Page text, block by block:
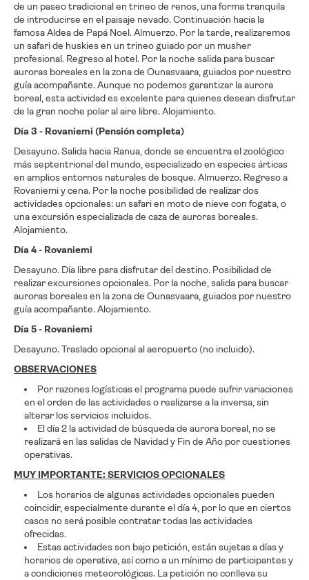
de un paseo tradicional en trineo de renos, una forma tranquila
de introducirse en el paisaje nevado. Continuación hacia la
famosa Aldea de Papá Noel. Almuerzo. Por la tarde, realizaremos
un safari de huskies en un trineo guiado por un musher
profesional. Regreso al hotel. Por la noche salida para buscar
auroras boreales en la zona de Ounasvaara, guiados por nuestro
guía acompañante. Aunque no podemos garantizar la aurora
boreal, esta actividad es excelente para quienes desean disfrutar
de la gran noche polar al aire libre. Alojamiento.
Día 3 - Rovaniemi (Pensión completa)
Desayuno. Salida hacia Ranua, donde se encuentra el zoológico
más septentrional del mundo, especializado en especies árticas
en amplios entornos naturales de bosque. Almuerzo. Regreso a
Rovaniemi y cena. Por la noche posibilidad de realizar dos
actividades opcionales: un safari en moto de nieve con fogata, o
una excursión especializada de caza de auroras boreales.
Alojamiento.
Día 4 - Rovaniemi
Desayuno. Día libre para disfrutar del destino. Posibilidad de
realizar excursiones opcionales. Por la noche, salida para buscar
auroras boreales en la zona de Ounasvaara, guiados por nuestro
guía acompañante. Alojamiento.
Día 5 - Rovaniemi
Desayuno. Traslado opcional al aeropuerto (no incluido).
OBSERVACIONES
Por razones logísticas el programa puede sufrir variaciones
en el orden de las actividades o realizarse a la inversa, sin
alterar los servicios incluidos.
El día 2 la actividad de búsqueda de aurora boreal, no se
realizará en las salidas de Navidad y Fin de Año por cuestiones
operativas.
MUY IMPORTANTE: SERVICIOS OPCIONALES
Los horarios de algunas actividades opcionales pueden
coincidir, especialmente durante el día 4, por lo que en ciertos
casos no será posible contratar todas las actividades
ofrecidas.
Estas actividadesson bajo petición, están sujetas a días y
horarios de operativa, así como a un mínimo de participantes y
a condiciones meteorológicas. La petición no conlleva su